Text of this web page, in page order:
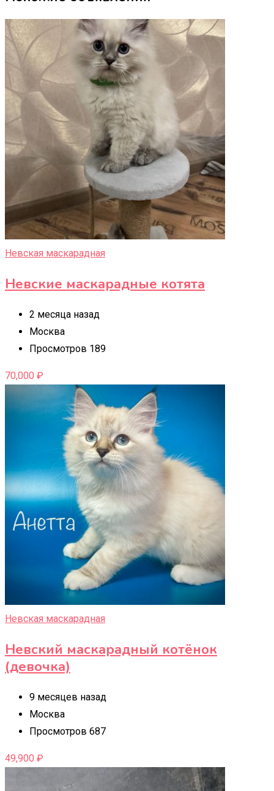
Невская маскарадная
Невские маскарадные котята
2 месяца назад
Москва
Просмотров 189
70,000 ₽
Невская маскарадная
Невский маскарадный котёнок
(девочка)
9 месяцев назад
Москва
Просмотров 687
49,900 ₽